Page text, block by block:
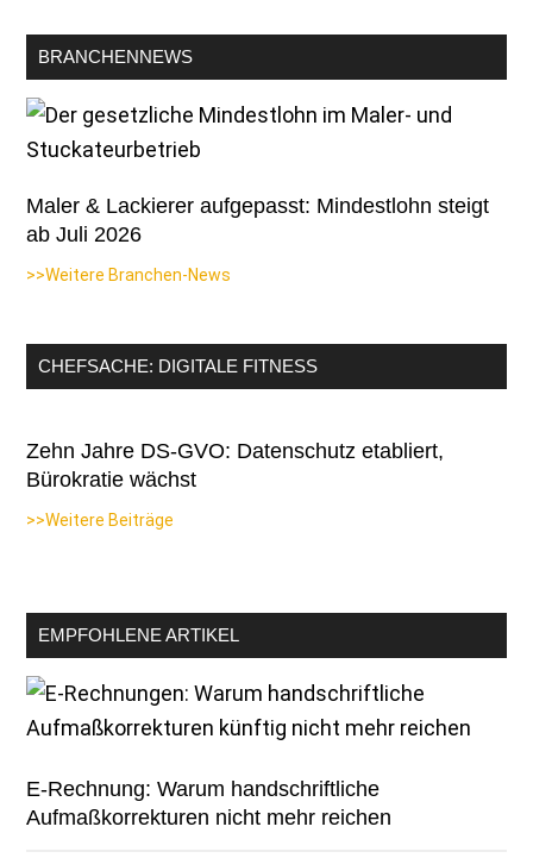
BRANCHENNEWS
Maler & Lackierer aufgepasst: Mindestlohn steigt
ab Juli 2026
>>Weitere Branchen-News
CHEFSACHE: DIGITALE FITNESS
Zehn Jahre DS-GVO: Datenschutz etabliert,
Bürokratie wächst
>>Weitere Beiträge
EMPFOHLENE ARTIKEL
E-Rechnung: Warum handschriftliche
Aufmaßkorrekturen nicht mehr reichen